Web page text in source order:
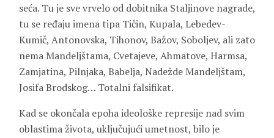
seća. Tu je sve vrvelo od dobitnika Staljinove nagrade,
tu se ređaju imena tipa Tičin, Kupala, Lebedev-
Kumič, Antonovska, Tihonov, Bažov, Soboljev, ali zato
nema Mandeljštama, Cvetajeve, Ahmatove, Harmsa,
Zamjatina, Pilnjaka, Babelja, Nadežde Mandeljštam,
Josifa Brodskog… Totalni falsifikat.
Kad se okončala epoha ideološke represije nad svim
oblastima života, uključujući umetnost, bilo je